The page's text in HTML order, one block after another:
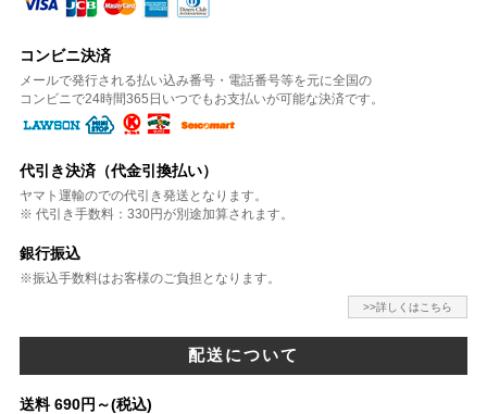
コンビニ決済
メールで発行される払い込み番号・電話番号等を元に全国の
コンビニで24時間365日いつでもお支払いが可能な決済です。
代引き決済（代金引換払い）
ヤマト運輸のでの代引き発送となります。
※ 代引き手数料：330円が別途加算されます。
銀行振込
※振込手数料はお客様のご負担となります。
>>詳しくはこちら
配送について
送料 690円～(税込)